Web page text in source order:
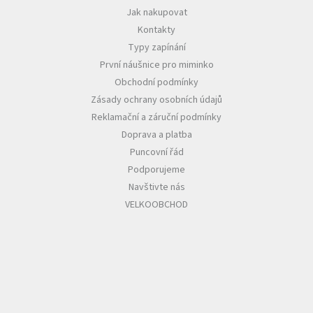
Jak nakupovat
Kontakty
Typy zapínání
První náušnice pro miminko
Obchodní podmínky
Zásady ochrany osobních údajů
Reklamační a záruční podmínky
Doprava a platba
Puncovní řád
Podporujeme
Navštivte nás
VELKOOBCHOD